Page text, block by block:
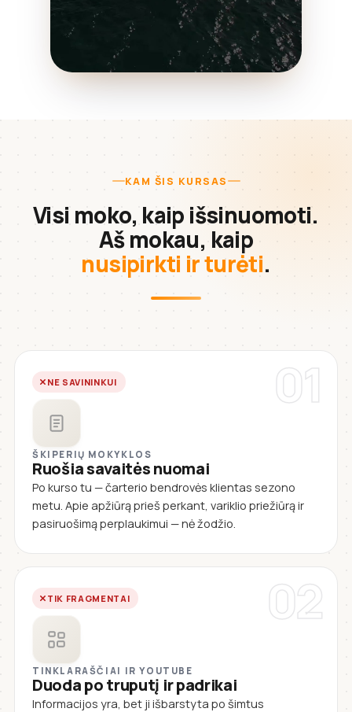
KAM ŠIS KURSAS
Visi moko, kaip išsinuomoti.
Aš mokau, kaip
nusipirkti ir turėti.
01
NE SAVININKUI
ŠKIPERIŲ MOKYKLOS
Ruošia savaitės nuomai
Po kurso tu — čarterio bendrovės klientas sezono
metu. Apie apžiūrą prieš perkant, variklio priežiūrą ir
pasiruošimą perplaukimui — nė žodžio.
02
TIK FRAGMENTAI
TINKLARAŠČIAI IR YOUTUBE
Duoda po truputį ir padrikai
Informacijos yra, bet ji išbarstyta po šimtus